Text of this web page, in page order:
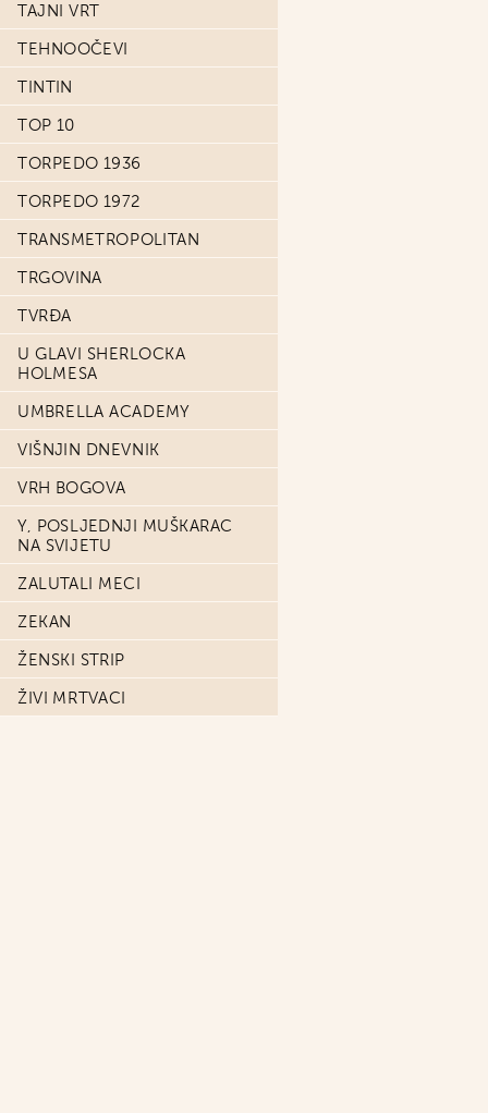
TAJNI VRT
TEHNOOČEVI
TINTIN
TOP 10
TORPEDO 1936
TORPEDO 1972
TRANSMETROPOLITAN
TRGOVINA
TVRĐA
U GLAVI SHERLOCKA
HOLMESA
UMBRELLA ACADEMY
VIŠNJIN DNEVNIK
VRH BOGOVA
Y, POSLJEDNJI MUŠKARAC
NA SVIJETU
ZALUTALI MECI
ZEKAN
ŽENSKI STRIP
ŽIVI MRTVACI